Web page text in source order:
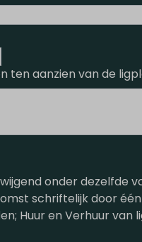
ten aanzien van de
onder dezelfde
schriftelijk door
Huur en Verhuur